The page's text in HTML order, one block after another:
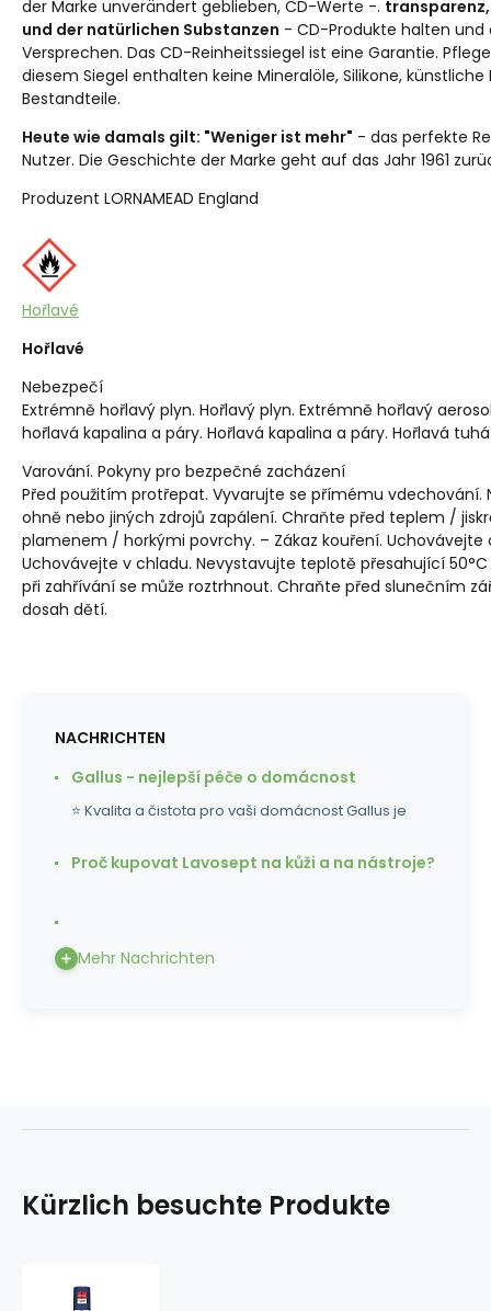
der Marke unverändert geblieben, CD-Werte -. transparenz,
und der natürlichen Substanzen - CD-Produkte halten und
Versprechen. Das CD-Reinheitssiegel ist eine Garantie.
diesem Siegel enthalten keine Mineralöle, Silikone,
Bestandteile.
Heute wie damals gilt: "Weniger ist mehr" - das perfekte
Nutzer. Die Geschichte der Marke geht auf das Jahr 1961
Produzent LORNAMEAD England
Hořlavé
Hořlavé
Nebezpečí
Extrémně hořlavý plyn. Hořlavý plyn. Extrémně hořlavý
hořlavá kapalina a páry. Hořlavá kapalina a páry. Hořlavá
Varování. Pokyny pro bezpečné zacházení
Před použitím protřepat. Vyvarujte se přímému vdechování.
ohně nebo jiných zdrojů zapálení. Chraňte před teplem /
plamenem / horkými povrchy. – Zákaz kouření. Uchovávejte
Uchovávejte v chladu. Nevystavujte teplotě přesahující
při zahřívání se může roztrhnout. Chraňte před slunečním
dosah dětí.
NACHRICHTEN
Gallus - nejlepší péče o domácnost
⭐ Kvalita a čistota pro vaši domácnost Gallus je
Proč kupovat Lavosept na kůži a na nástroje?
Mehr Nachrichten
Kürzlich besuchte Produkte